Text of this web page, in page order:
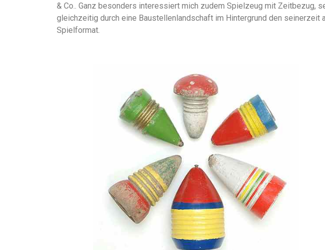
& Co.. Ganz besonders interessiert mich zudem Spielzeug mit Zeitbezug,
gleichzeitig durch eine Baustellenlandschaft im Hintergrund den
Spielformat.